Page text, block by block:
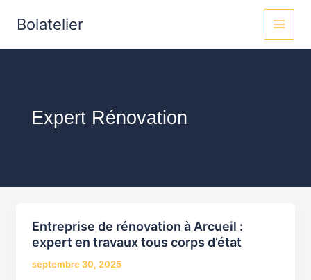
Bolatelier
MAIN
Expert Rénovation
Entreprise de rénovation à Arcueil :
expert en travaux tous corps d’état
septembre 30, 2025
Entreprise
de
rénovation